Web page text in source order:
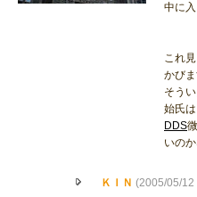
中に
これ
かびま
そう
始氏
DDS
いの
ＫＩＮ (2005/05/12